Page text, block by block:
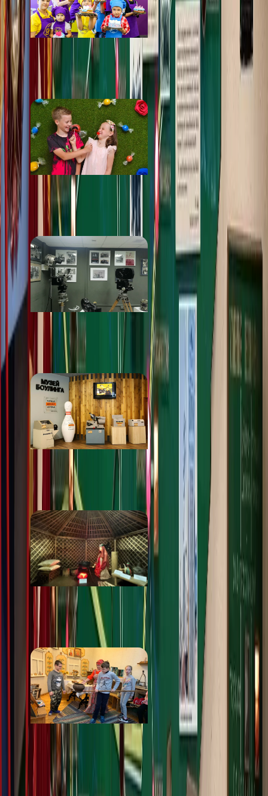
Музей кондитерского
искусства «9
Островов»
от 800 ₽
Candyland
от 499 ₽
Свердловская
киностудия
от 250 ₽
Экскурсия по боулингу
от 250 ₽
Музей истории и
археологии Урала
от 150 ₽
Русская изба
от 100 ₽
· за посещение